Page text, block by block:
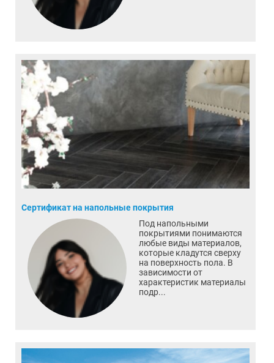
Сертификат на напольные покрытия
Под напольными
покрытиями понимаются
любые виды материалов,
которые кладутся сверху
на поверхность пола. В
зависимости от
характеристик материалы
подр...